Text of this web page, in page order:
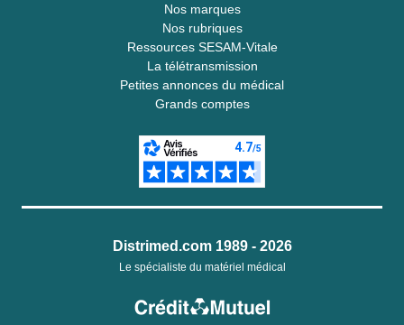
Nos marques
Nos rubriques
Ressources SESAM-Vitale
La télétransmission
Petites annonces du médical
Grands comptes
Distrimed.com 1989 - 2026
Le spécialiste du matériel médical